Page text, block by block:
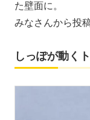
た壁面に。
みなさんから投
しっぽが動く